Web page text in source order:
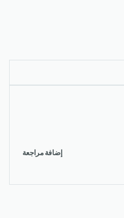
إضافة مراجعة